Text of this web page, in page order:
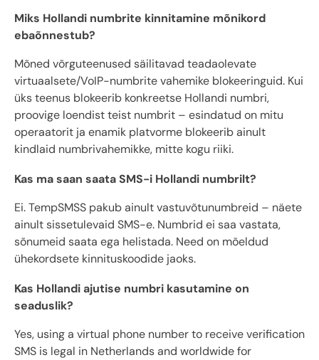
Miks Hollandi numbrite kinnitamine mõnikord
ebaõnnestub?
Mõned võrguteenused säilitavad teadaolevate
virtuaalsete/VoIP-numbrite vahemike blokeeringuid. Kui
üks teenus blokeerib konkreetse Hollandi numbri,
proovige loendist teist numbrit – esindatud on mitu
operaatorit ja enamik platvorme blokeerib ainult
kindlaid numbrivahemikke, mitte kogu riiki.
Kas ma saan saata SMS-i Hollandi numbrilt?
Ei. TempSMSS pakub ainult vastuvõtunumbreid – näete
ainult sissetulevaid SMS-e. Numbrid ei saa vastata,
sõnumeid saata ega helistada. Need on mõeldud
ühekordsete kinnituskoodide jaoks.
Kas Hollandi ajutise numbri kasutamine on
seaduslik?
Yes, using a virtual phone number to receive verification
SMS is legal in Netherlands and worldwide for